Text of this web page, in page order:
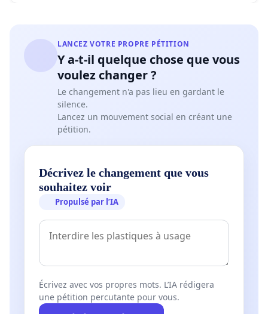
LANCEZ VOTRE PROPRE PÉTITION
Y a-t-il quelque chose que vous
voulez changer ?
Le changement n'a pas lieu en gardant le
silence.
Lancez un mouvement social en créant une
pétition.
Décrivez le changement que vous
souhaitez voir
Propulsé par l’IA
Écrivez avec vos propres mots. L’IA rédigera
une pétition percutante pour vous.